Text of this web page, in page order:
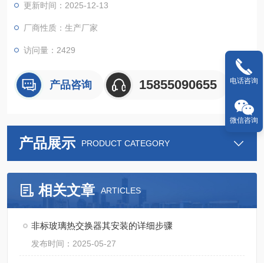
更新时间：2025-12-13
厂商性质：生产厂家
访问量：2429
产品咨询 15855090655
产品展示 PRODUCT CATEGORY
相关文章 ARTICLES
非标玻璃热交换器其安装的详细步骤
发布时间：2025-05-27
电话咨询
微信咨询